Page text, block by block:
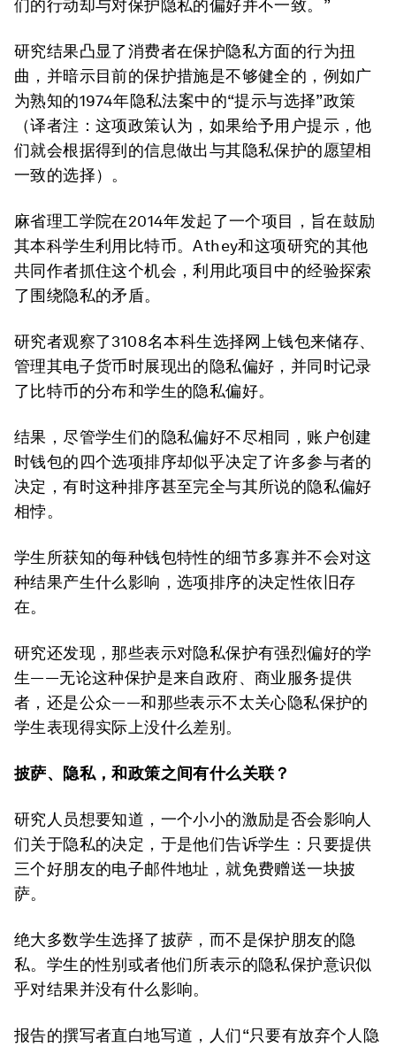
们的行动却与对保护隐私的偏好并不一致。”
研究结果凸显了消费者在保护隐私方面的行为扭
曲，并暗示目前的保护措施是不够健全的，例如广
为熟知的1974年隐私法案中的“提示与选择”政策
（译者注：这项政策认为，如果给予用户提示，他
们就会根据得到的信息做出与其隐私保护的愿望相
一致的选择）。
麻省理工学院在2014年发起了一个项目，旨在鼓励
其本科学生利用比特币。Athey和这项研究的其他
共同作者抓住这个机会，利用此项目中的经验探索
了围绕隐私的矛盾。
研究者观察了3108名本科生选择网上钱包来储存、
管理其电子货币时展现出的隐私偏好，并同时记录
了比特币的分布和学生的隐私偏好。
结果，尽管学生们的隐私偏好不尽相同，账户创建
时钱包的四个选项排序却似乎决定了许多参与者的
决定，有时这种排序甚至完全与其所说的隐私偏好
相悖。
学生所获知的每种钱包特性的细节多寡并不会对这
种结果产生什么影响，选项排序的决定性依旧存
在。
研究还发现，那些表示对隐私保护有强烈偏好的学
生——无论这种保护是来自政府、商业服务提供
者，还是公众——和那些表示不太关心隐私保护的
学生表现得实际上没什么差别。
披萨、隐私，和政策之间有什么关联？
研究人员想要知道，一个小小的激励是否会影响人
们关于隐私的决定，于是他们告诉学生：只要提供
三个好朋友的电子邮件地址，就免费赠送一块披
萨。
绝大多数学生选择了披萨，而不是保护朋友的隐
私。学生的性别或者他们所表示的隐私保护意识似
乎对结果并没有什么影响。
报告的撰写者直白地写道，人们“只要有放弃个人隐